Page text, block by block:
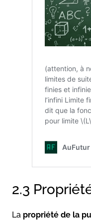
2.3
La propriété de la